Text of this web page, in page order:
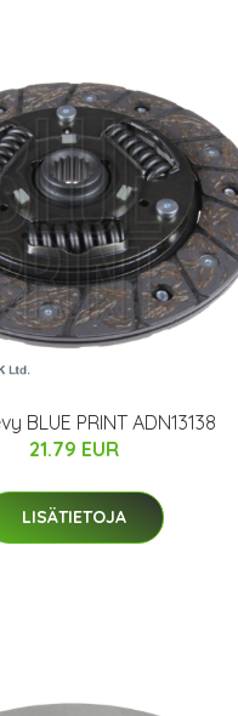
BLUE PRINT ADN13138
21.79 EUR
LISÄTIETOJA